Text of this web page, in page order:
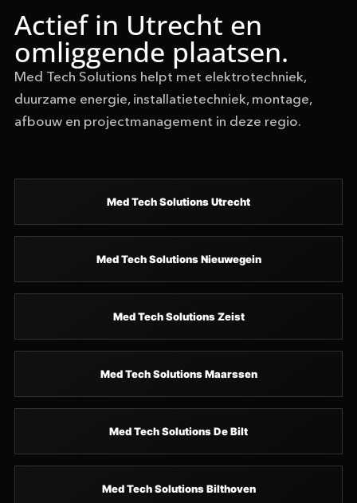
Actief in Utrecht en
omliggende plaatsen.
Med Tech Solutions helpt met elektrotechniek,
duurzame energie, installatietechniek, montage,
afbouw en projectmanagement in deze regio.
Med Tech Solutions Utrecht
Med Tech Solutions Nieuwegein
Med Tech Solutions Zeist
Med Tech Solutions Maarssen
Med Tech Solutions De Bilt
Med Tech Solutions Bilthoven